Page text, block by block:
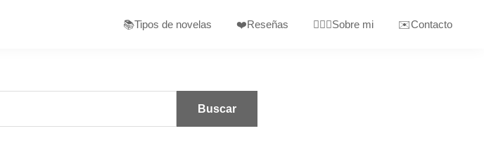
📚Tipos de novelas ❤️Reseñas 🙋🏼‍♀️Sobre mi ✉️Contacto